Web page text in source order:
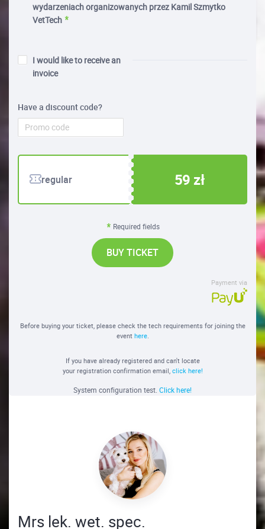
wydarzeniach organizowanych przez Kamil Szmytko
VetTech
I would like to receive an
invoice
Have a discount code?
regular 59 zł
Required fields
BUY TICKET
Payment via
Before buying your ticket, please check the tech requirements for joining the
event here.
If you have already registered and can't locate
your registration confirmation email, click here!
System configuration test. Click here!
Mrs lek. wet. spec.